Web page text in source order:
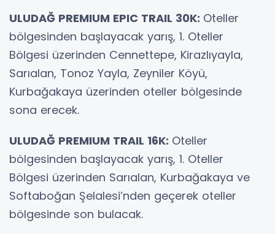
ULUDAĞ PREMIUM EPIC TRAIL 30K: Oteller
bölgesinden başlayacak yarış, 1. Oteller
Bölgesi üzerinden Cennettepe, Kirazlıyayla,
Sarıalan, Tonoz Yayla, Zeyniler Köyü,
Kurbağakaya üzerinden oteller bölgesinde
sona erecek.
ULUDAĞ PREMIUM TRAIL 16K: Oteller
bölgesinden başlayacak yarış, 1. Oteller
Bölgesi üzerinden Sarıalan, Kurbağakaya ve
Softaboğan Şelalesi’nden geçerek oteller
bölgesinde son bulacak.